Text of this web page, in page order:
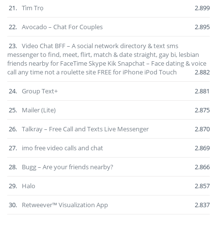
21. Tìm Trọ 2.899
22. Avocado – Chat For Couples 2.895
23. Video Chat BFF – A social network directory & text sms
messenger to find, meet, flirt, match & date straight, gay bi, lesbian
friends nearby for FaceTime Skype Kik Snapchat – Face dating & voice
call any time not a roulette site FREE for iPhone iPod Touch
2.882
24. Group Text+ 2.881
25. Mailer (Lite) 2.875
26. Talkray – Free Call and Texts Live Messenger 2.870
27. imo free video calls and chat 2.869
28. Bugg – Are your friends nearby? 2.866
29. Halo 2.857
30. Retweever™ Visualization App 2.837